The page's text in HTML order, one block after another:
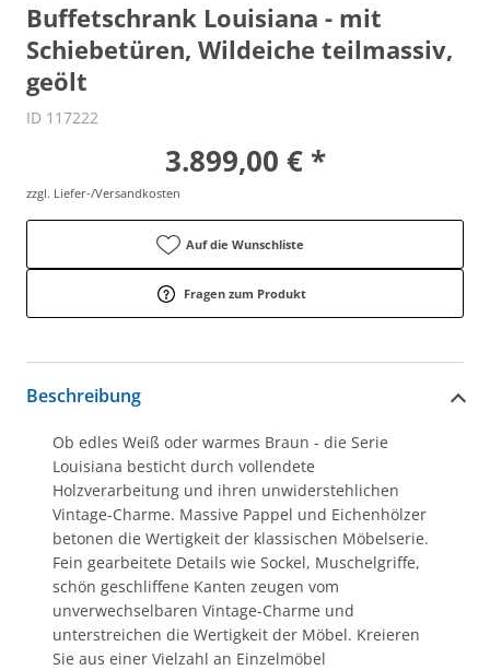
Buffetschrank Louisiana - mit
Schiebetüren, Wildeiche teilmassiv,
geölt
ID 117222
3.899,00 € *
zzgl. Liefer-/Versandkosten
Auf die Wunschliste
Fragen zum Produkt
Beschreibung
Ob edles Weiß oder warmes Braun - die Serie
Louisiana besticht durch vollendete
Holzverarbeitung und ihren unwiderstehlichen
Vintage-Charme. Massive Pappel und Eichenhölzer
betonen die Wertigkeit der klassischen Möbelserie.
Fein gearbeitete Details wie Sockel, Muschelgriffe,
schön geschliffene Kanten zeugen vom
unverwechselbaren Vintage-Charme und
unterstreichen die Wertigkeit der Möbel. Kreieren
Sie aus einer Vielzahl an Einzelmöbel